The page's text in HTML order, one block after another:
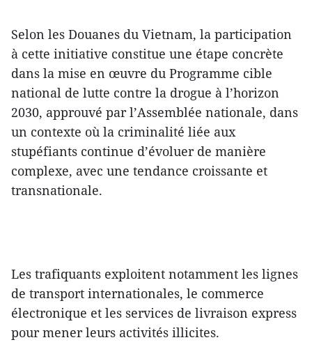
Selon les Douanes du Vietnam, la participation
à cette initiative constitue une étape concrète
dans la mise en œuvre du Programme cible
national de lutte contre la drogue à l’horizon
2030, approuvé par l’Assemblée nationale, dans
un contexte où la criminalité liée aux
stupéfiants continue d’évoluer de manière
complexe, avec une tendance croissante et
transnationale.
Les trafiquants exploitent notamment les lignes
de transport internationales, le commerce
électronique et les services de livraison express
pour mener leurs activités illicites.